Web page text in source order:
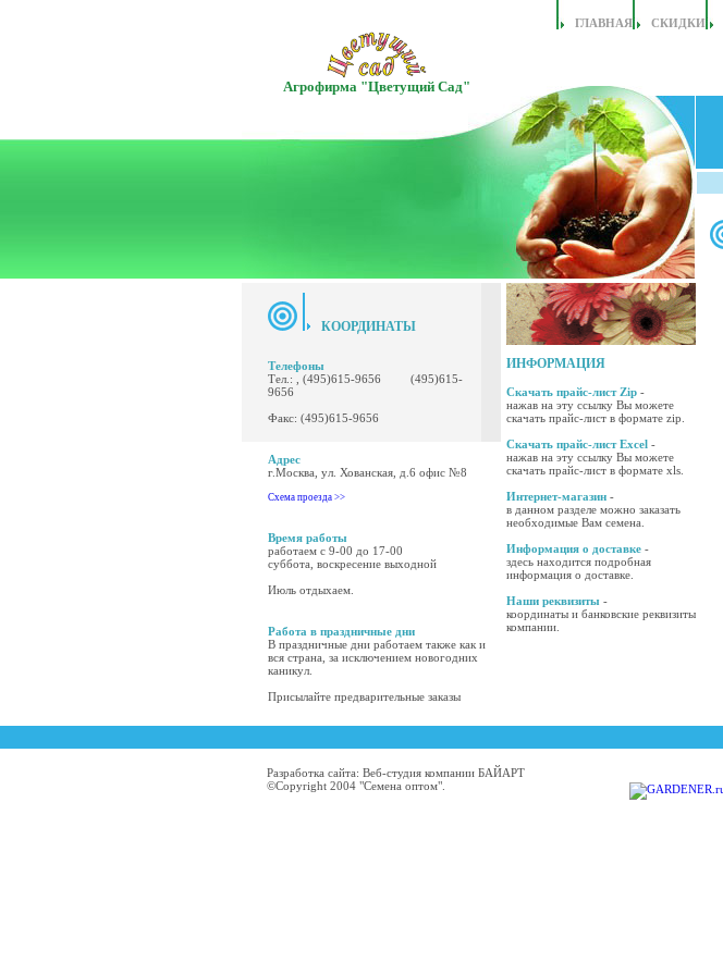
Агрофирма "Цветущий Сад"
ГЛАВНАЯ СКИДКИ
КООРДИНАТЫ
Телефоны
Тел.: , (495)615-9656 (495)615-
9656
Факс: (495)615-9656
Адрес
г.Москва, ул. Хованская, д.6 офис №8
Схема проезда >>
Время работы
работаем с 9-00 до 17-00
суббота, воскресение выходной
Июль отдыхаем.
Работа в праздничные дни
В праздничные дни работаем также как и
вся страна, за исключением новогодних
каникул.
Присылайте предварительные заказы
ИНФОРМАЦИЯ
Скачать прайс-лист Zip -
нажав на эту ссылку Вы можете
скачать прайс-лист в формате zip.
Скачать прайс-лист Excel -
нажав на эту ссылку Вы можете
скачать прайс-лист в формате xls.
Интернет-магазин -
в данном разделе можно заказать
необходимые Вам семена.
Информация о доставке -
здесь находится подробная
информация о доставке.
Наши реквизиты -
координаты и банковские реквизиты
компании.
Разработка сайта: Веб-студия компании БАЙАРТ
©Copyright 2004 "Семена оптом".